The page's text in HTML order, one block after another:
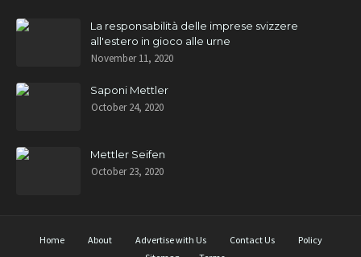
La responsabilità delle imprese svizzere
all'estero in gioco alle urne
November 11, 2020
Saponi Mettler
October 24, 2020
Mettler Seifen
October 23, 2020
Home About Advertise with Us Contact Us
Policy